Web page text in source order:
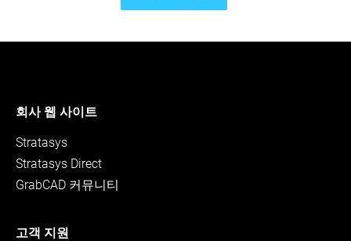
회사 웹 사이트
Stratasys
Stratasys Direct
GrabCAD 커뮤니티
고객 지원